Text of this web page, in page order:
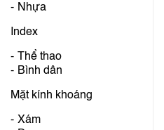
Nhựa
Index
Thể thao
Bình dân
Mặt kính khoáng
Xám